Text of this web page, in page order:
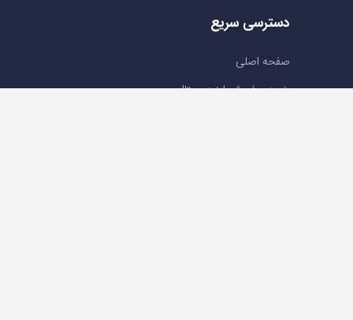
دسترسی سریع
صفحه اصلی
خرید و فروش ارز دیجیتال